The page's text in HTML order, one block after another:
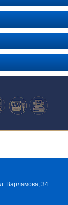
Варламова, 34